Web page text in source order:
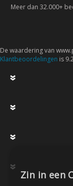
Meer dan 32.000+
De waardering van
Klantbeoordelingen is
Zin in een